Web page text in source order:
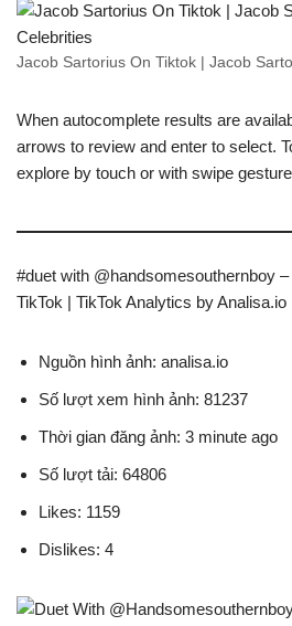
Jacob Sartorius On Tiktok | Jacob
When autocomplete results are
arrows to review and enter to select.
explore by touch or with swipe
#duet with @handsomesouthernboy
TikTok | TikTok Analytics by Analisa.io
Nguồn hình ảnh: analisa.io
Số lượt xem hình ảnh: 81237
Thời gian đăng ảnh: 3 minute ago
Số lượt tải: 64806
Likes: 1159
Dislikes: 4